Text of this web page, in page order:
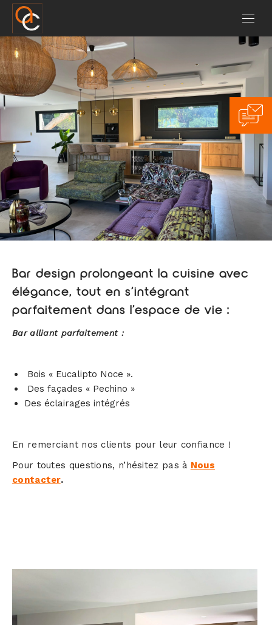
Bar design prolongeant la cuisine avec
élégance, tout en s’intégrant
parfaitement dans l’espace de vie :
Bar alliant parfaitement :
Bois « Eucalipto Noce ».
Des façades « Pechino »
Des éclairages intégrés
En remerciant nos clients pour leur confiance !
Pour toutes questions, n’hésitez pas à Nous
contacter.